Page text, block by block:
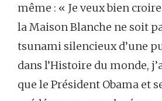
même : « Je veux bien
la Maison Blanche ne soit
tsunami silencieux d’une
dans l’Histoire du monde,
que le Président Obama et